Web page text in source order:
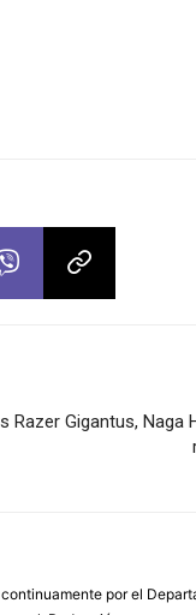
Razer Gigantus, Naga
por el